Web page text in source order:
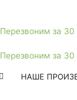
Перезвоним за 30
Перезвоним за 30
НАШЕ